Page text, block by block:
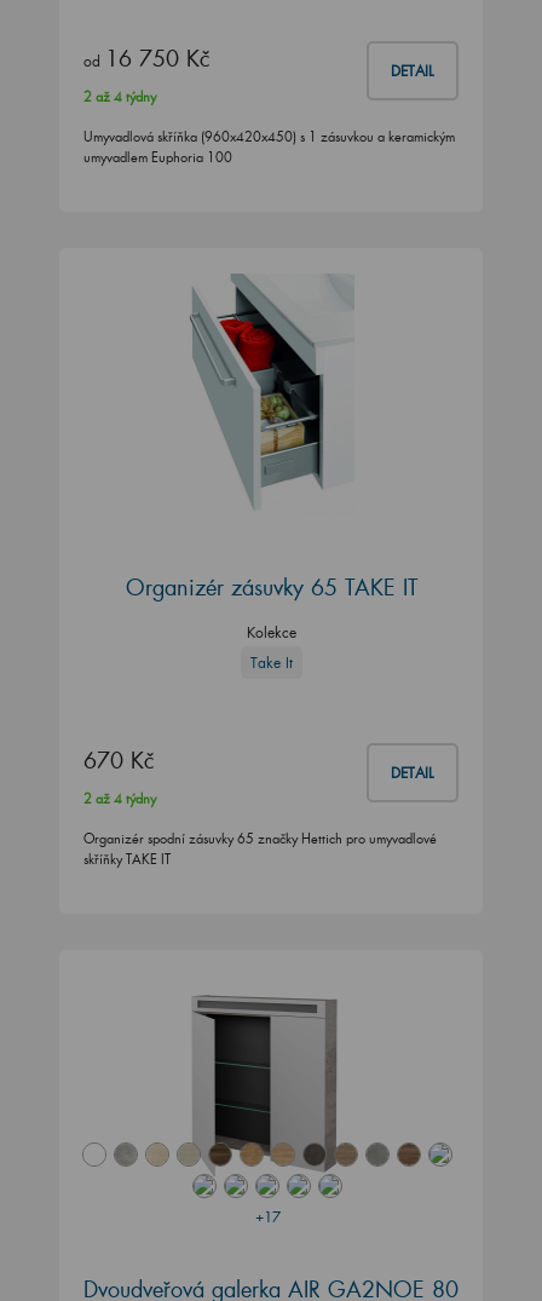
od 16 750 Kč DETAIL
2 až 4 týdny
Umyvadlová skříňka (960x420x450) s 1 zásuvkou a keramickým
umyvadlem Euphoria 100
Organizér zásuvky 65 TAKE IT
Kolekce
Take It
670 Kč DETAIL
2 až 4 týdny
Organizér spodní zásuvky 65 značky Hettich pro umyvadlové
skříňky TAKE IT
+17
Dvoudveřová galerka AIR GA2NOE 80